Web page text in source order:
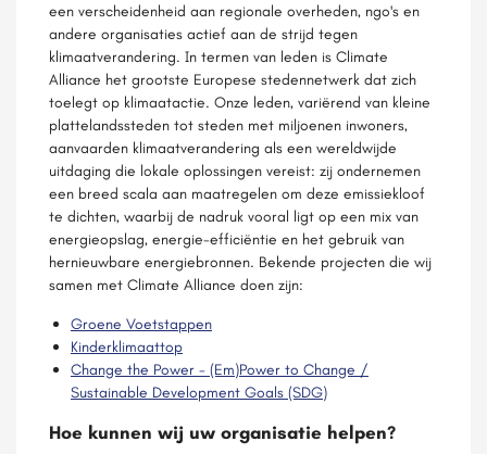
een verscheidenheid aan regionale overheden, ngo's en
andere organisaties actief aan de strijd tegen
klimaatverandering. In termen van leden is Climate
Alliance het grootste Europese stedennetwerk dat zich
toelegt op klimaatactie. Onze leden, variërend van kleine
plattelandssteden tot steden met miljoenen inwoners,
aanvaarden klimaatverandering als een wereldwijde
uitdaging die lokale oplossingen vereist: zij ondernemen
een breed scala aan maatregelen om deze emissiekloof
te dichten, waarbij de nadruk vooral ligt op een mix van
energieopslag, energie-efficiëntie en het gebruik van
hernieuwbare energiebronnen. Bekende projecten die wij
samen met Climate Alliance doen zijn:
Groene Voetstappen
Kinderklimaattop
Change the Power - (Em)Power to Change /
Sustainable Development Goals (SDG)
Hoe kunnen wij uw organisatie helpen?